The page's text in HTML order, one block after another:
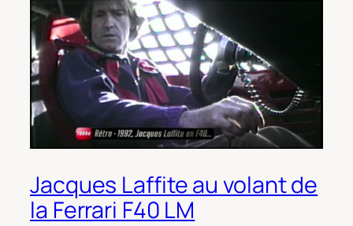
Jacques Laffite au volant de
la Ferrari F40 LM